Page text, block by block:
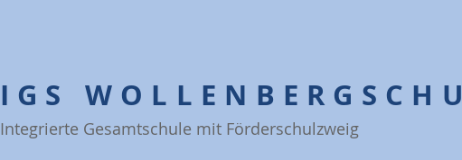
IGS
Integrierte Gesamtschule mit Förderschulzweig